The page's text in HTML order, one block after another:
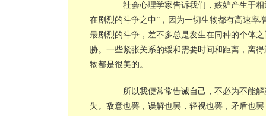
社会心理学家告诉我们，嫉妒产生于相
在剧烈的斗争之中”，因为一切生物都有高速率
最剧烈的斗争，差不多总是发生在同种的个体
胁。一些紧张关系的缓和需要时间和距离，离
物都是很美的。
所以我便常常告诫自己，不必为不能解
失。敌意也罢，误解也罢，轻视也罢，矛盾也